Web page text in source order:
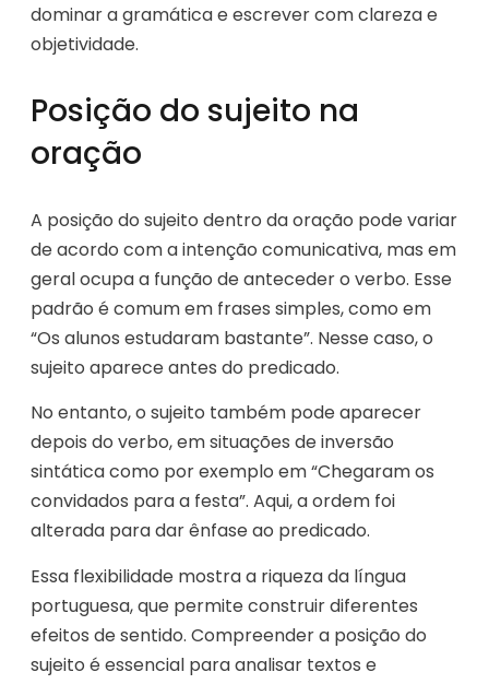
dominar a gramática e escrever com clareza e
objetividade.
Posição do sujeito na
oração
A posição do sujeito dentro da oração pode variar
de acordo com a intenção comunicativa, mas em
geral ocupa a função de anteceder o verbo. Esse
padrão é comum em frases simples, como em
“Os alunos estudaram bastante”. Nesse caso, o
sujeito aparece antes do predicado.
No entanto, o sujeito também pode aparecer
depois do verbo, em situações de inversão
sintática como por exemplo em “Chegaram os
convidados para a festa”. Aqui, a ordem foi
alterada para dar ênfase ao predicado.
Essa flexibilidade mostra a riqueza da língua
portuguesa, que permite construir diferentes
efeitos de sentido. Compreender a posição do
sujeito é essencial para analisar textos e